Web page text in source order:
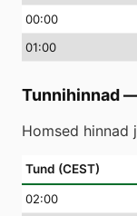
00:00
01:00
Tunnihinnad
Homsed
Tund (CEST)
02:00